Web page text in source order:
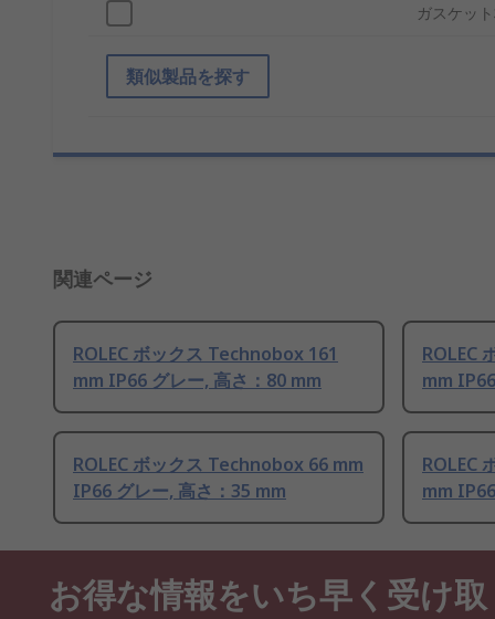
ガスケッ
類似製品を探す
関連ページ
ROLEC ボックス Technobox 161
mm IP66 グレー, 高さ：80 mm
ROLEC
mm
ROLEC ボックス Technobox 66 mm
IP66 グレー, 高さ：35 mm
ROLEC
mm
お得な情報をいち早く受け取